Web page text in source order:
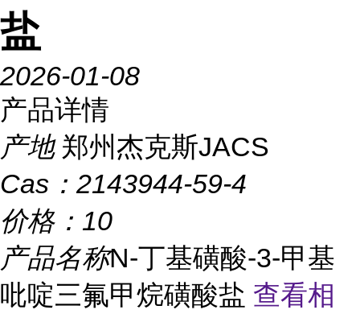
盐
2026-01-08
产品详情
产地 郑州杰克斯JACS
Cas： 2143944-59-4
价格： 10
产品名称N-丁基磺酸-3-甲基
吡啶三氟甲烷磺酸盐 查看相